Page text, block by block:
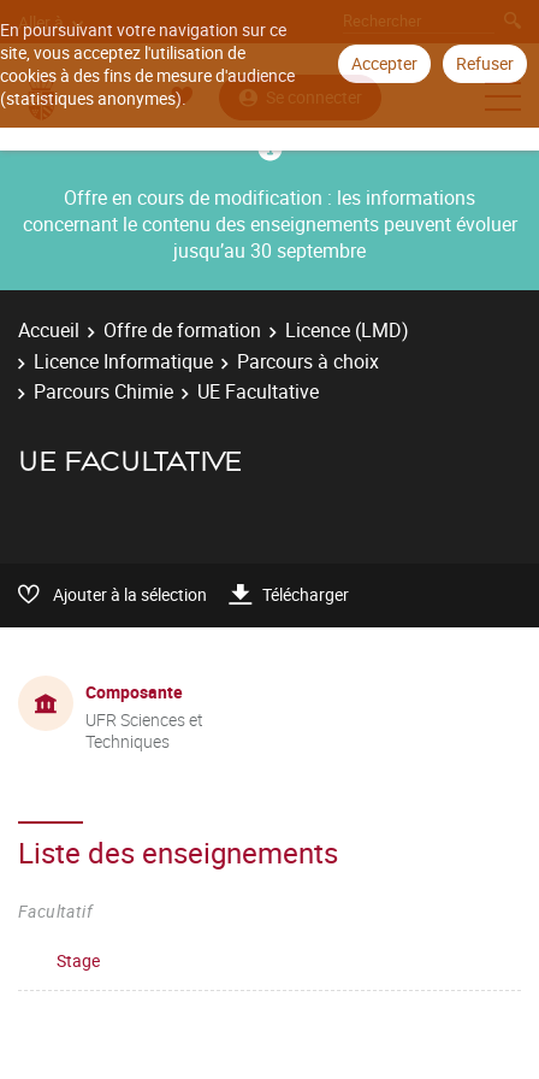
En poursuivant votre navigation sur ce
site, vous acceptez l'utilisation de
cookies à des fins de mesure d'audience
(statistiques anonymes).
Accepter Refuser
Aller à
Se connecter
Offre en cours de modification : les informations
concernant le contenu des enseignements peuvent évoluer
jusqu’au 30 septembre
Accueil Offre de formation
Licence (LMD)
Licence Informatique
Parcours à choix
Parcours Chimie
UE Facultative
UE FACULTATIVE
Ajouter à la sélection Télécharger
Composante
UFR Sciences et
Techniques
Liste des enseignements
Facultatif
Stage